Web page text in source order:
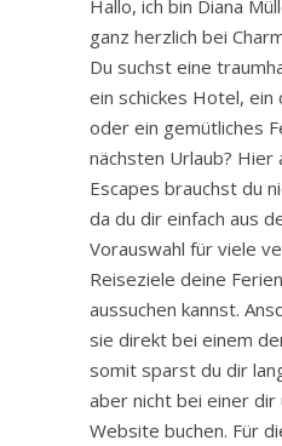
Hallo, ich bin Diana
ganz herzlich bei
Du suchst eine
ein schickes Hotel, ein
oder ein gemütliches
nächsten Urlaub? Hier
Escapes brauchst du
da du dir einfach aus
Vorauswahl für viele
Reiseziele deine
aussuchen kannst.
sie direkt bei einem
somit sparst du dir
aber nicht bei einer dir
Website buchen. Für